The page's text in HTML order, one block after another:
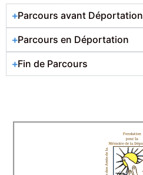
Parcours avant Déportation
Parcours en Déportation
Fin de Parcours